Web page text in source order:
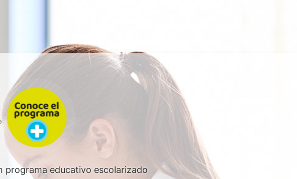
programa educativo escolarizado